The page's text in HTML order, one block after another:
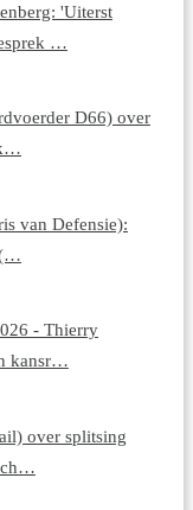
'Uiterst
…
D66) over
van Defensie):
(…
- Thierry
kansr…
over splitsing